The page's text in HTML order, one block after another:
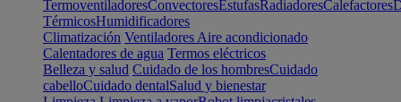
TermoventiladoresConvectoresEstufasRadiadoresCalefactores
TérmicosHumidificadores
Climatización Ventiladores Aire acondicionado
Calentadores de agua Termos eléctricos
Belleza y salud Cuidado de los hombresCuidado
cabelloCuidado dentalSalud y bienestar